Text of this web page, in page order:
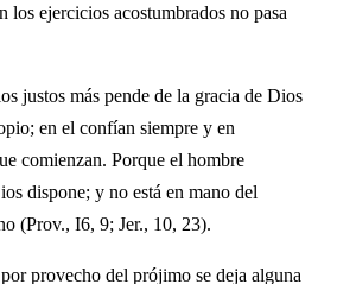
los ejercicios acostumbrados no pasa
justos más pende de la gracia de Dios
en el confían siempre y en
comienzan. Porque el hombre
dispone; y no está en mano del
(Prov., I6, 9; Jer., 10, 23).
provecho del prójimo se deja alguna